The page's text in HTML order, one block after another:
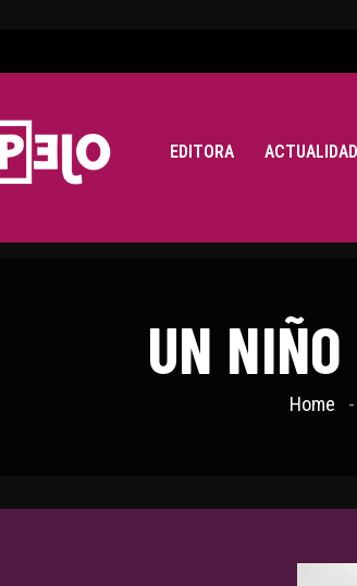
EDITORA ACTUALIDAD
UN
Home